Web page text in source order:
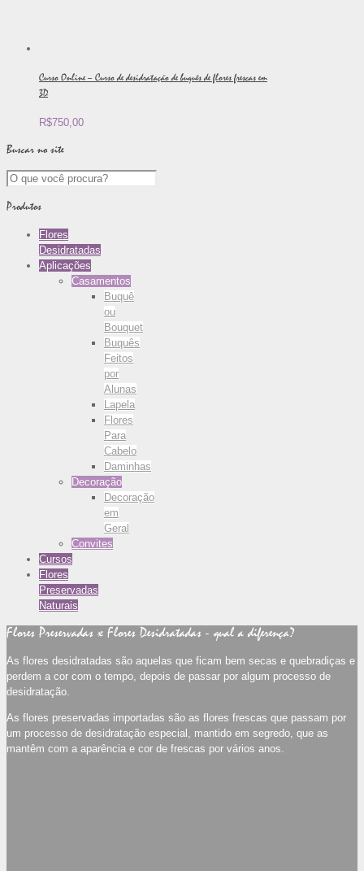
Curso Online – Curso de desidratação de buquês de flores frescas em
3D
R$750,00
Buscar no site
Produtos
Flores
Desidratadas
Aplicações
Casamentos
Buquê
ou
Bouquet
Buquês
Feitos
por
Alunas
Lapela
Flores
Para
Cabelo
Daminhas
Decoração
Decoração
em
Geral
Convites
Cursos
Flores
Preservadas
Naturais
Flores Preservadas x Flores Desidratadas - qual a diferença?
As flores desidratadas são aquelas que ficam bem secas e quebradiças e
perdem a cor com o tempo, depois de passar por algum processo de
desidratação.
As flores preservadas importadas são as flores frescas que passam por
um processo de desidratação especial, mantido em segredo, que as
mantêm com a aparência e cor de frescas por vários anos.